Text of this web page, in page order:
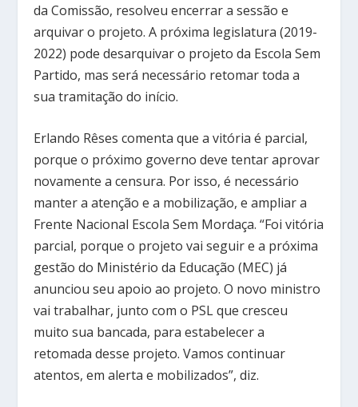
da Comissão, resolveu encerrar a sessão e
arquivar o projeto. A próxima legislatura (2019-
2022) pode desarquivar o projeto da Escola Sem
Partido, mas será necessário retomar toda a
sua tramitação do início.
Erlando Rêses comenta que a vitória é parcial,
porque o próximo governo deve tentar aprovar
novamente a censura. Por isso, é necessário
manter a atenção e a mobilização, e ampliar a
Frente Nacional Escola Sem Mordaça. “Foi vitória
parcial, porque o projeto vai seguir e a próxima
gestão do Ministério da Educação (MEC) já
anunciou seu apoio ao projeto. O novo ministro
vai trabalhar, junto com o PSL que cresceu
muito sua bancada, para estabelecer a
retomada desse projeto. Vamos continuar
atentos, em alerta e mobilizados”, diz.